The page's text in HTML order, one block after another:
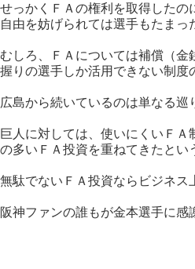
せっかくＦＡの権利を取得したの
自由を妨げられては選手もたまっ
むしろ、ＦＡについては補償（金
握りの選手しか活用できない制度
広島から続いているのは単なる巡
巨人に対しては、使いにくいＦＡ
の多いＦＡ投資を重ねてきたとい
無駄でないＦＡ投資ならビジネス
阪神ファンの誰もが金本選手に感